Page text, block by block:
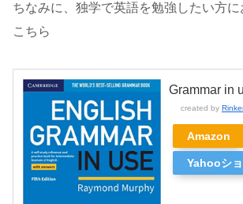
ちなみに、独学で英語を勉強したい方
こちら
Grammar in
created by
Amazon
Yahooシ